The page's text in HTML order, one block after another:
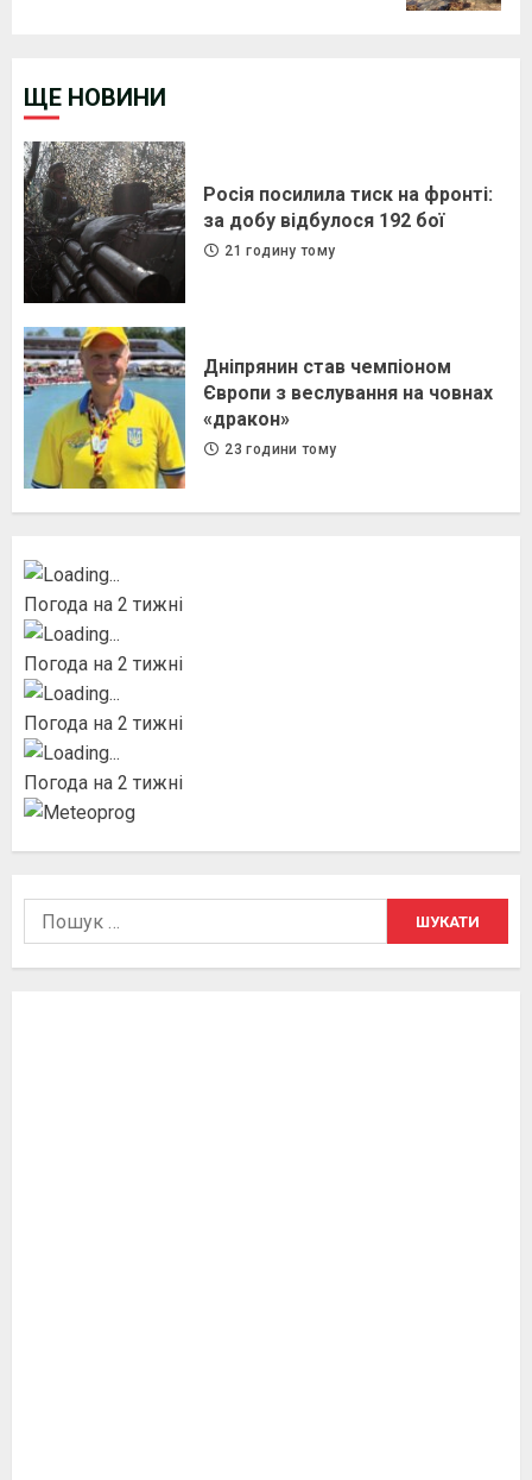
ЩЕ НОВИНИ
Росія посилила тиск на фронті:
за добу відбулося 192 бої
21 годину тому
Дніпрянин став чемпіоном
Європи з веслування на човнах
«дракон»
23 години тому
Погода на 2 тижні
Погода на 2 тижні
Погода на 2 тижні
Погода на 2 тижні
Пошук: